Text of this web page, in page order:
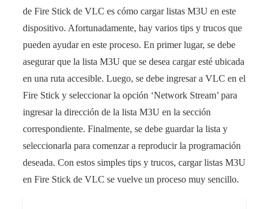
de Fire Stick de VLC es cómo cargar listas M3U en este
dispositivo. Afortunadamente, hay varios tips y trucos que
pueden ayudar en este proceso. En primer lugar, se debe
asegurar que la lista M3U que se desea cargar esté ubicada
en una ruta accesible. Luego, se debe ingresar a VLC en el
Fire Stick y seleccionar la opción ‘Network Stream’ para
ingresar la dirección de la lista M3U en la sección
correspondiente. Finalmente, se debe guardar la lista y
seleccionarla para comenzar a reproducir la programación
deseada. Con estos simples tips y trucos, cargar listas M3U
en Fire Stick de VLC se vuelve un proceso muy sencillo.